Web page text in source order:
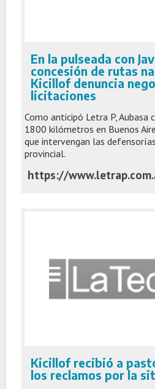
En la pulseada con
concesión de rutas
Kicillof denuncia
licitaciones
Como anticipó Letra P, Aubasa
1800 kilómetros en Buenos
que intervengan las
provincial.
Kicillof recibió a
los reclamos por la